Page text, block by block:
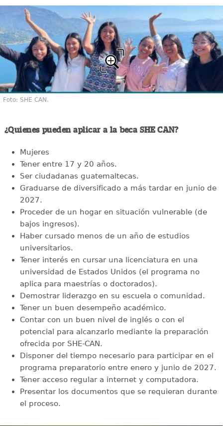
Foto: SHE CAN.
¿Quienes pueden aplicar a la beca SHE CAN?
Mujeres
Tener entre 17 y 20 años.
Ser ciudadanas guatemaltecas.
Graduarse de diversificado a más tardar en junio de
2027.
Proceder de un hogar en situación vulnerable (de
bajos ingresos).
Haber cursado menos de un año de estudios
universitarios.
Tener interés en cursar una licenciatura en una
universidad de Estados Unidos (el programa no
aplica para maestrías o doctorados).
Demostrar liderazgo en su escuela o comunidad.
Tener un buen desempeño académico.
Contar con un buen nivel de inglés o con el
potencial para alcanzarlo mediante la preparación
ofrecida por SHE-CAN.
Disponer del tiempo necesario para participar en el
programa preparatorio entre enero y junio de 2027.
Tener acceso regular a internet y computadora.
Presentar los documentos que se requieran durante
el proceso.